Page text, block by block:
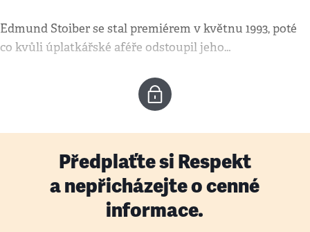
Edmund Stoiber se stal premiérem v květnu 1993, poté
co kvůli úplatkářské aféře odstoupil jeho…
Předplaťte si Respekt
a nepřicházejte o cenné
informace.